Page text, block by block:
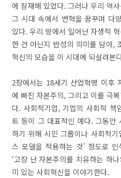
에 잠재해 있었다. 그러나 우리 역
그 시대 속에서 변혁을 꿈꾸며 다
있다. 우리 땅에서 일어난 자생적
한 건 아닌지 반성의 의미를 담아,
혁신의 모습을 이 시대에 되살려본
2장에서는 18세기 산업혁명 이후
에 빠진 자본주의, 그리고 이를 극
다. 사회적기업, 기업의 사회적 책
트 등이 그 대표적인 예다. 그동안
하기 위해 시민 그룹이나 사회적
스 모델을 적용하는 것’ 정도로
‘고장 난 자본주의를 치유하는 하
미 있는 사회혁신을 이야기한다.